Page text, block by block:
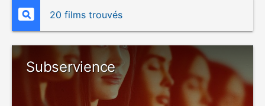
20 films trouvés
Subservience